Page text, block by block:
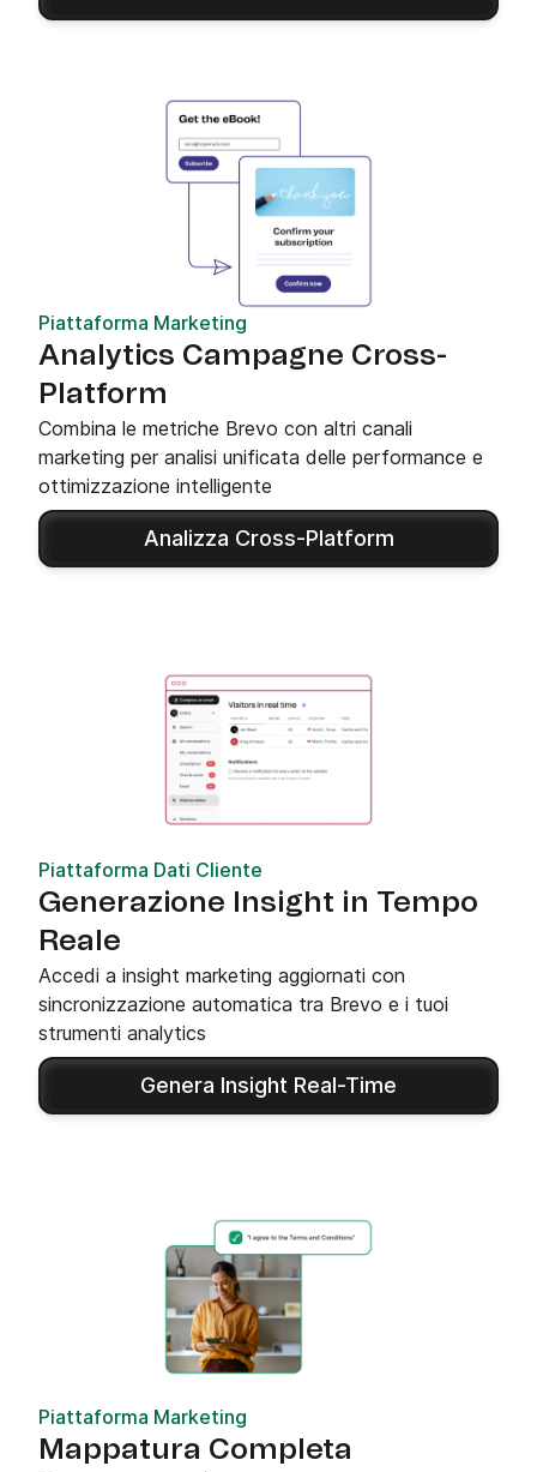
Piattaforma Marketing
Analytics Campagne Cross-
Platform
Combina le metriche Brevo con altri canali
marketing per analisi unificata delle performance e
ottimizzazione intelligente
Analizza Cross-Platform
Piattaforma Dati Cliente
Generazione Insight in Tempo
Reale
Accedi a insight marketing aggiornati con
sincronizzazione automatica tra Brevo e i tuoi
strumenti analytics
Genera Insight Real-Time
Piattaforma Marketing
Mappatura Completa